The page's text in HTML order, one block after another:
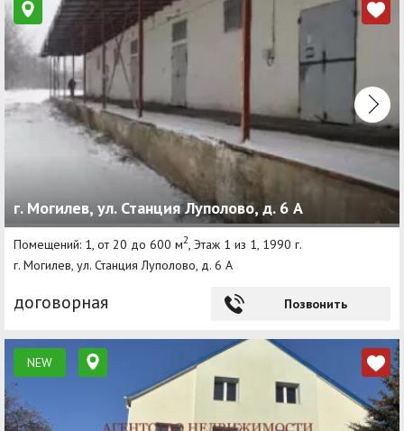
г. Могилев, ул. Станция Луполово, д. 6 А
Помещений: 1, от 20 до 600 м2 , Этаж 1 из 1, 1990 г.
г. Могилев, ул. Станция Луполово, д. 6 А
договорная Позвонить
NEW